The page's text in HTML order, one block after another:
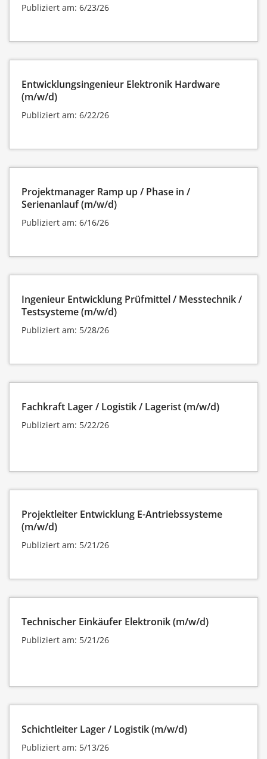
Publiziert am: 6/23/26
Entwicklungsingenieur Elektronik Hardware
(m/w/d)
Publiziert am: 6/22/26
Projektmanager Ramp up / Phase in /
Serienanlauf (m/w/d)
Publiziert am: 6/16/26
Ingenieur Entwicklung Prüfmittel / Messtechnik /
Testsysteme (m/w/d)
Publiziert am: 5/28/26
Fachkraft Lager / Logistik / Lagerist (m/w/d)
Publiziert am: 5/22/26
Projektleiter Entwicklung E-Antriebssysteme
(m/w/d)
Publiziert am: 5/21/26
Technischer Einkäufer Elektronik (m/w/d)
Publiziert am: 5/21/26
Schichtleiter Lager / Logistik (m/w/d)
Publiziert am: 5/13/26